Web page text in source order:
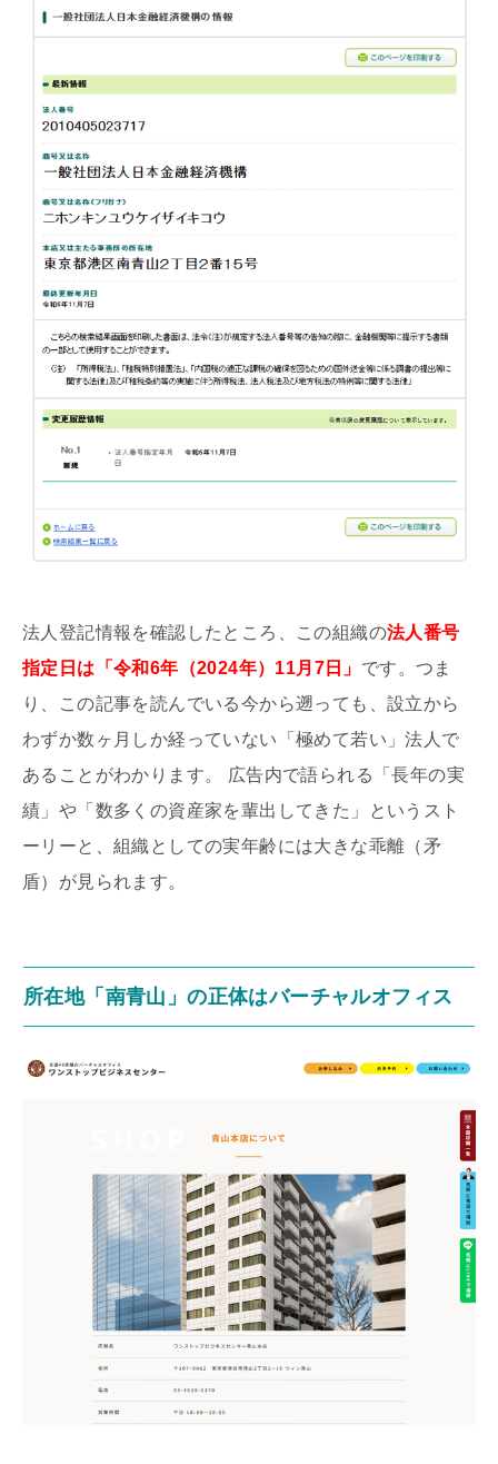
法人登記情報を確認したところ、この組織の法人番号
指定日は 「令和6年（2024年）11月7日」 です。つま
り、この記事を読んでいる今から遡っても、設立から
わずか数ヶ月しか経っていない「極めて若い」法人で
あることがわかります。 広告内で語られる「長年の実
績」や「数多くの資産家を輩出してきた」というスト
ーリーと、組織としての実年齢には大きな乖離（矛
盾）が見られます。
所在地「南青山」の正体はバーチャルオフィス